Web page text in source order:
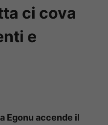
ci cova
e
Egonu accende il